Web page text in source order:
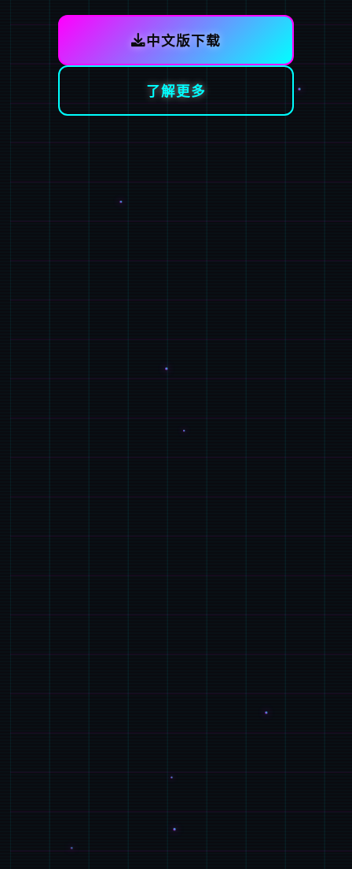
中文版下载
了解更多